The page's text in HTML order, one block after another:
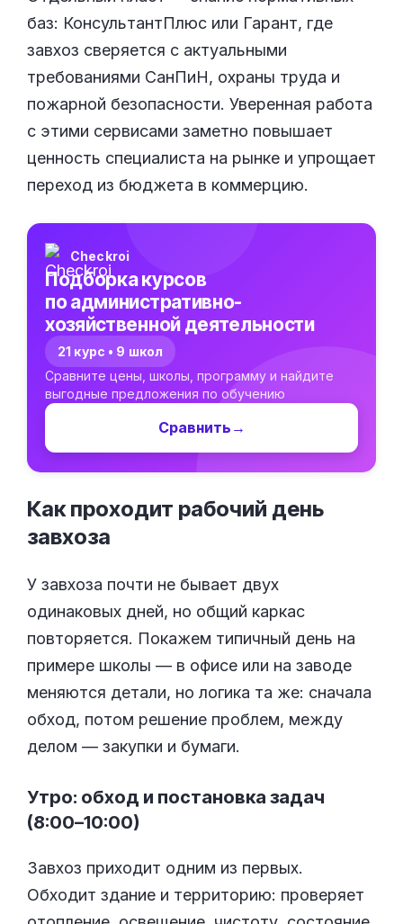
баз: КонсультантПлюс или Гарант, где
завхоз сверяется с актуальными
требованиями СанПиН, охраны труда и
пожарной безопасности. Уверенная работа
с этими сервисами заметно повышает
ценность специалиста на рынке и упрощает
переход из бюджета в коммерцию.
Checkroi
Подборка курсов
по административно-
хозяйственной деятельности
21 курс • 9 школ
Сравните цены, школы, программу и найдите
выгодные предложения по обучению
Сравнить →
Как проходит рабочий день
завхоза
У завхоза почти не бывает двух
одинаковых дней, но общий каркас
повторяется. Покажем типичный день на
примере школы — в офисе или на заводе
меняются детали, но логика та же: сначала
обход, потом решение проблем, между
делом — закупки и бумаги.
Утро: обход и постановка задач
(8:00–10:00)
Завхоз приходит одним из первых.
Обходит здание и территорию: проверяет